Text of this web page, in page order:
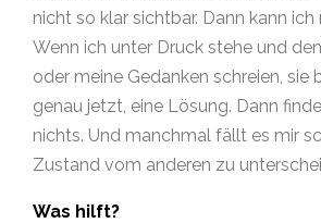
nicht so klar sichtbar. Dann kann ich
Wenn ich unter Druck stehe und
oder meine Gedanken schreien, sie
genau jetzt, eine Lösung. Dann
nichts. Und manchmal fällt es mir
Zustand vom anderen zu
Was hilft?